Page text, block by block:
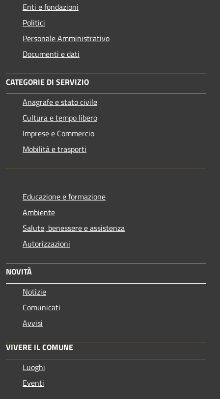
Enti e fondazioni
Politici
Personale Amministrativo
Documenti e dati
CATEGORIE DI SERVIZIO
Anagrafe e stato civile
Cultura e tempo libero
Imprese e Commercio
Mobilità e trasporti
Educazione e formazione
Ambiente
Salute, benessere e assistenza
Autorizzazioni
NOVITÀ
Notizie
Comunicati
Avvisi
VIVERE IL COMUNE
Luoghi
Eventi